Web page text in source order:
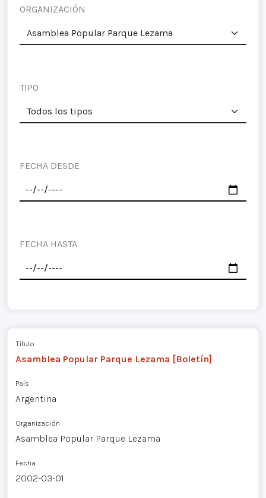
ORGANIZACIÓN
TIPO
FECHA DESDE
FECHA HASTA
Título
Asamblea Popular Parque Lezama [Boletín]
País
Argentina
Organización
Asamblea Popular Parque Lezama
Fecha
2002-03-01